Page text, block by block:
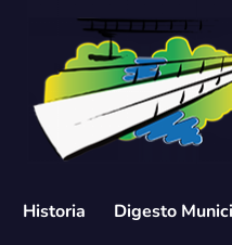
contenido
Historia Digesto